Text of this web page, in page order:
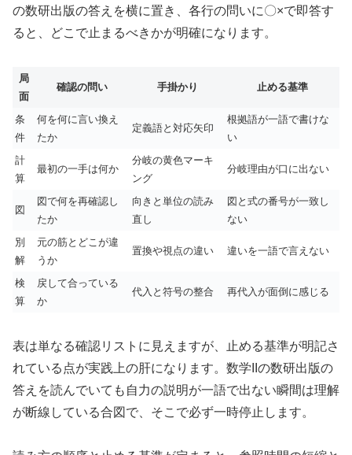
の数研出版の答えを横に置き、各行の問いに〇×で即答す
ると、どこで止まるべきかが明確になります。
局
面
確認の問い 手掛かり 止める基準
条
件
何を何に言い換え
たか
定義語と対応矢印
根拠語が一語で書けな
い
計
算
最初の一手は何か
分岐の黄色マーキ
ング
分岐理由が口に出ない
図
図で何を再確認し
たか
向きと単位の読み
直し
図と式の番号が一致し
ない
別
解
元の筋とどこが違
うか
置換や視点の違い 違いを一語で言えない
検
算
戻して合っている
か
代入と符号の整合 再代入が面倒に感じる
表は単なる確認リストに見えますが、止める基準が明記さ
れている点が実践上の肝になります。数学IIの数研出版の
答えを読んでいても自力の説明が一語で出ない瞬間は理解
が断線している合図で、そこで必ず一時停止します。